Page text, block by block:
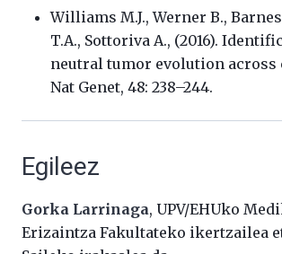
Williams M.J., Werner B., Barnes
T.A., Sottoriva A., (2016).
neutral tumor evolution across
Nat Genet, 48: 238–244.
Egileez
Gorka Larrinaga, UPV/EHUko
Erizaintza Fakultateko ikertzailea